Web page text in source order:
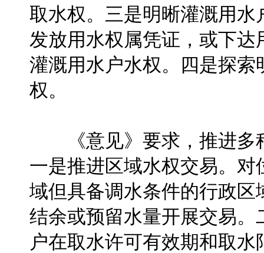
取水权。三是明晰灌溉用
发放用水权属凭证，或下
灌溉用水户水权。四是探
权。
《意见》要求，推进多
一是推进区域水权交易。
域但具备调水条件的行政
结余或预留水量开展交易
户在取水许可有效期和取